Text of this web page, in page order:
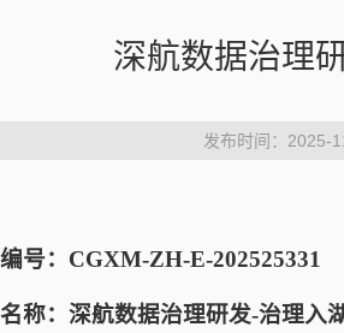
深航数据治理
发布时间：2025-
号：CGXM-ZH-E-202525331
称：深航数据治理研发-治理入